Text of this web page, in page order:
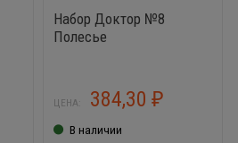
Набор Доктор №8
Полесье
ЦЕНА: 384,30₽
В наличии